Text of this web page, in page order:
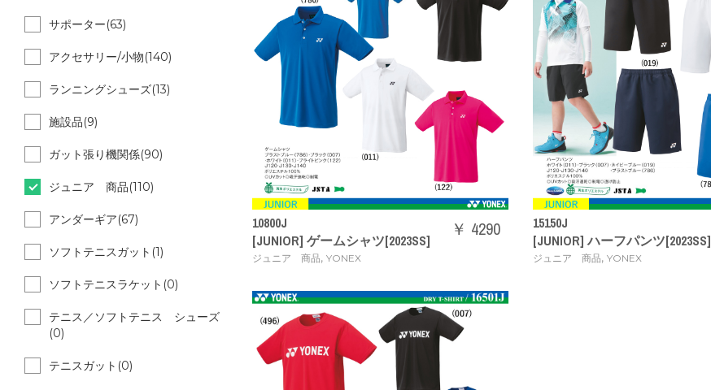
10800J
[JUNIOR] ゲームシャツ[2023SS]
ジュニア 商品, YONEX
￥ 4290
15150J
[JUNIOR] ハーフパンツ[2023SS]
ジュニア 商品, YONEX
サポーター(63)
アクセサリー/小物(140)
ランニングシューズ(13)
施設品(9)
ガット張り機関係(90)
ジュニア 商品(110)
アンダーギア(67)
ソフトテニスガット(1)
ソフトテニスラケット(0)
テニス／ソフトテニス シューズ
(0)
テニスガット(0)